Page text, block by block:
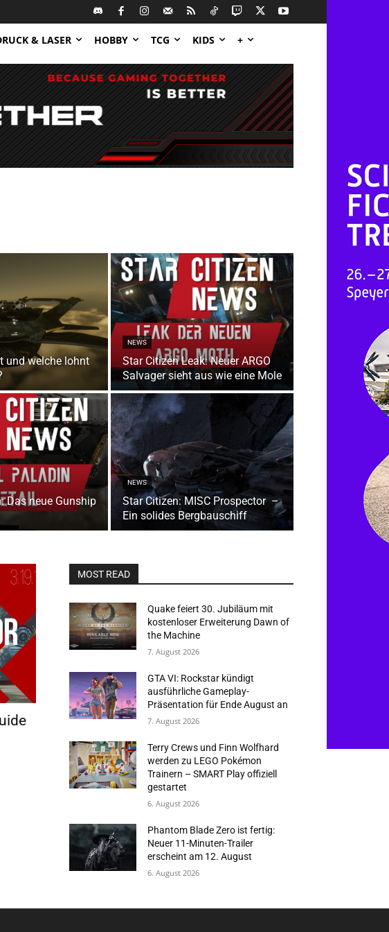
& LASER HOBBY TCG KIDS +
und welche lohnt
NEWS
Star Citizen Leak: Neuer ARGO
Salvager sieht aus wie eine Mole
Das neue Gunship
NEWS
Star Citizen: MISC Prospector –
Ein solides Bergbauschiff
MOST READ
Quake feiert 30. Jubiläum mit
kostenloser Erweiterung Dawn of
the Machine
7. August 2026
GTA VI: Rockstar kündigt
ausführliche Gameplay-
Präsentation für Ende August an
7. August 2026
Terry Crews und Finn Wolfhard
werden zu LEGO Pokémon
Trainern – SMART Play offiziell
gestartet
6. August 2026
Phantom Blade Zero ist fertig:
Neuer 11-Minuten-Trailer
erscheint am 12. August
6. August 2026